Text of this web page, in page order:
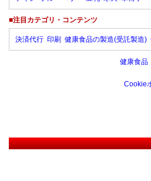
■注目カテゴリ・コンテンツ
決済代行 印刷 健康食品の製造(受託製造)
健康食品
Cookie